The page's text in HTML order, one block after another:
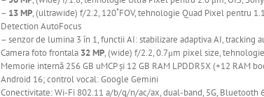
– 13 MP, (ultrawide) f/2.2, 120˚FOV, tehnologie Quad Pixel pentru
Detection AutoFocus
– senzor de lumina 3 în 1, functii AI: stabilizare adaptiva AI, tracking
Camera foto frontala 32 MP, (wide) f/2.2, 0.7μm pixel size,
Memorie internă 256 GB uMCPși 12 GB RAM LPDDR5X (+12 RAM
Android 16; control vocal: Google Gemini
Conectivitate: Wi-Fi 802.11 a/b/g/n/ac/ax, dual-band, 5G, Bluetooth